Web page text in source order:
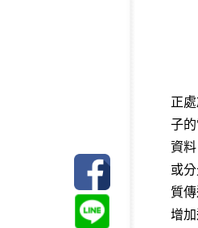
正
子
資
或
質
增加